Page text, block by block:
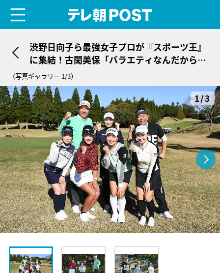
渋野日向子ら最強女子プロが『スポーツ王』
に集結！古閑美保「バラエティなんだから声
を張るのよ！」
（写真ギャラリー 1/3）
1/3